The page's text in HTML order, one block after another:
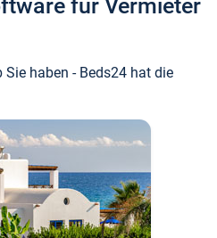
für Vermieter
haben - Beds24 hat die